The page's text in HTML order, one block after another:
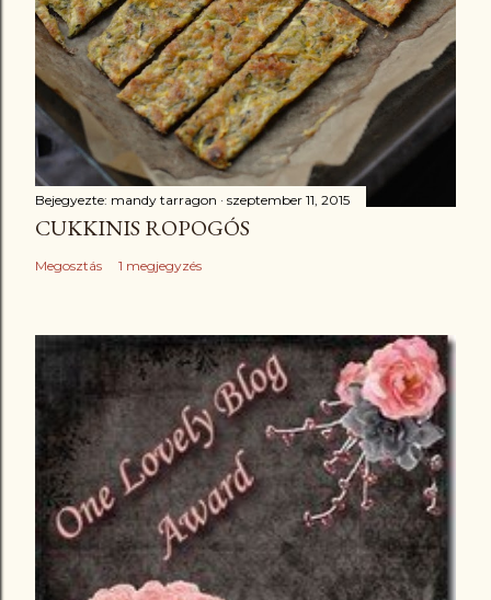
Bejegyezte: mandy tarragon szeptember 11, 2015
CUKKINIS ROPOGÓS
Megosztás 1 megjegyzés